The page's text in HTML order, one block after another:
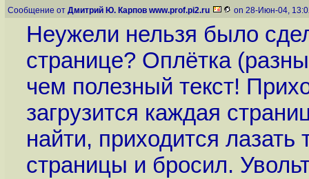
Сообщение от Дмитрий Ю. Карпов www.prof.pi2.ru on 28-Июн-04,
Неужели нельзя было
странице? Оплётка
чем полезный текст!
загрузится каждая
найти, приходится
страницы и бросил.